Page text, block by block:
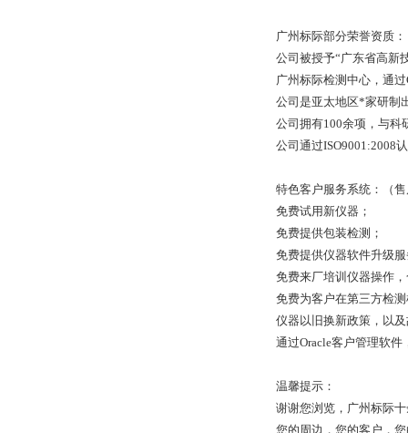
广州标际部分荣誉资质：
公司被授予“广东省高新
广州标际检测中心，通
公司是亚太地区*家研制
公司拥有100余项，与科
公司通过ISO9001:2008
特色客户服务系统：（
免费试用新仪器；
免费提供包装检测；
免费提供仪器软件升级
免费来厂培训仪器操作
免费为客户在第三方检
仪器以旧换新政策，以
通过Oracle客户管理软
温馨提示：
谢谢您浏览，广州标际
您的周边，您的客户，